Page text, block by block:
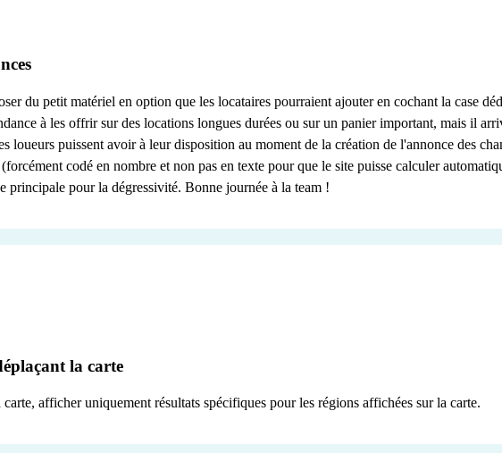
du petit matériel en option que les locataires pourraient ajouter en cochant la case
à les offrir sur des locations longues durées ou sur un panier important, mais il
loueurs puissent avoir à leur disposition au moment de la création de l'annonce des
codé en nombre et non pas en texte pour que le site puisse calculer
principale pour la dégressivité. Bonne journée à la team !
la carte
afficher uniquement résultats spécifiques pour les régions affichées sur la carte.